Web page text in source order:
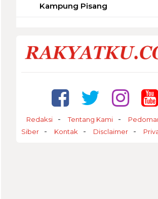
Kampung Pisang
Redaksi Tentang Kami
Siber
Kontak Disclaimer